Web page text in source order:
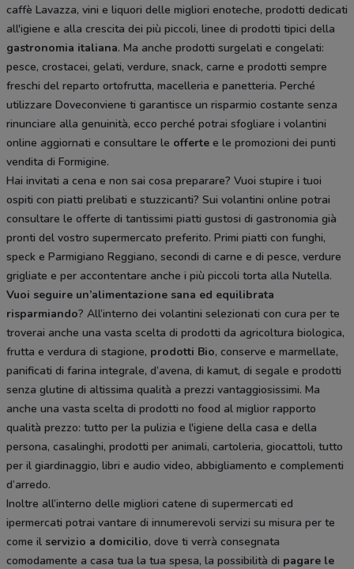
caffè Lavazza, vini e liquori delle migliori enoteche, prodotti dedicati
all'igiene e alla crescita dei più piccoli, linee di prodotti tipici della
gastronomia italiana. Ma anche prodotti surgelati e congelati:
pesce, crostacei, gelati, verdure, snack, carne e prodotti sempre
freschi del reparto ortofrutta, macelleria e panetteria. Perché
utilizzare Doveconviene ti garantisce un risparmio costante senza
rinunciare alla genuinità, ecco perché potrai sfogliare i volantini
online aggiornati e consultare le offerte e le promozioni dei punti
vendita di Formigine.
Hai invitati a cena e non sai cosa preparare? Vuoi stupire i tuoi
ospiti con piatti prelibati e stuzzicanti? Sui volantini online potrai
consultare le offerte di tantissimi piatti gustosi di gastronomia già
pronti del vostro supermercato preferito. Primi piatti con funghi,
speck e Parmigiano Reggiano, secondi di carne e di pesce, verdure
grigliate e per accontentare anche i più piccoli torta alla Nutella.
Vuoi seguire un’alimentazione sana ed equilibrata
risparmiando? All’interno dei volantini selezionati con cura per te
troverai anche una vasta scelta di prodotti da agricoltura biologica,
frutta e verdura di stagione, prodotti Bio, conserve e marmellate,
panificati di farina integrale, d’avena, di kamut, di segale e prodotti
senza glutine di altissima qualità a prezzi vantaggiosissimi. Ma
anche una vasta scelta di prodotti no food al miglior rapporto
qualità prezzo: tutto per la pulizia e l'igiene della casa e della
persona, casalinghi, prodotti per animali, cartoleria, giocattoli, tutto
per il giardinaggio, libri e audio video, abbigliamento e complementi
d’arredo.
Inoltre all’interno delle migliori catene di supermercati ed
ipermercati potrai vantare di innumerevoli servizi su misura per te
come il servizio a domicilio, dove ti verrà consegnata
comodamente a casa tua la tua spesa, la possibilità di pagare le